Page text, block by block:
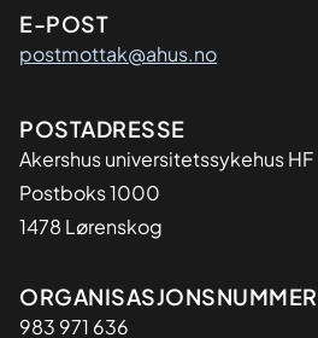
E-POST
postmottak@ahus.no
Adresse
POSTADRESSE
Akershus universitetssykehus HF
Postboks 1000
1478 Lørenskog
Organisasjon
ORGANISASJONSNUMMER
983 971 636